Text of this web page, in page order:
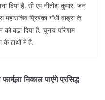
दिया है. सी एम नीतीश कुमार, जन
महासचिव प्रियंका गाँधी वाड्रा के
को बढ़ा दिया है. चुनाव परिणाम
के हाथों मे है.
निकाल पाएंगे प्रसिद्ध